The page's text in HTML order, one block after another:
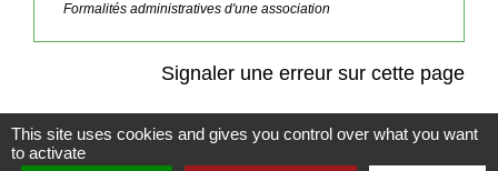
Formalités administratives d'une association
Signaler une erreur sur cette page
This site uses cookies and gives you control over what you want
to activate